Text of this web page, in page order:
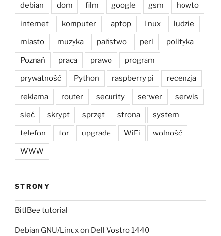
debian dom film google gsm howto
internet komputer laptop linux ludzie
miasto muzyka państwo perl polityka
Poznań praca prawo program
prywatność Python raspberry pi recenzja
reklama router security serwer serwis
sieć skrypt sprzęt strona system
telefon tor upgrade WiFi wolność
WWW
STRONY
BitlBee tutorial
Debian GNU/Linux on Dell Vostro 1440